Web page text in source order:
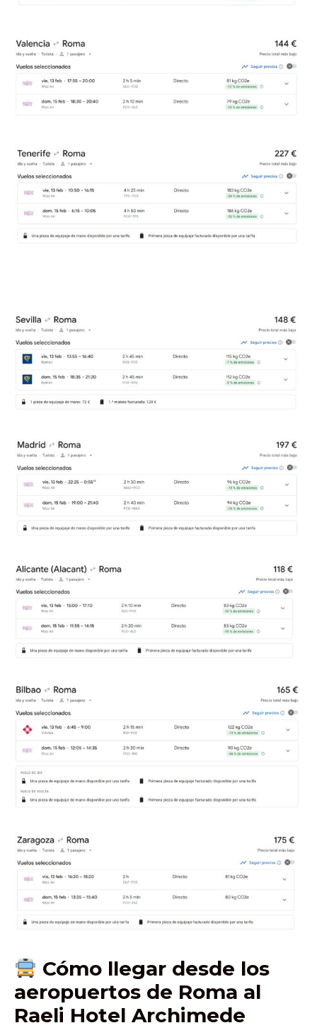
Cómo llegar desde los
aeropuertos de Roma al
Raeli Hotel Archimede